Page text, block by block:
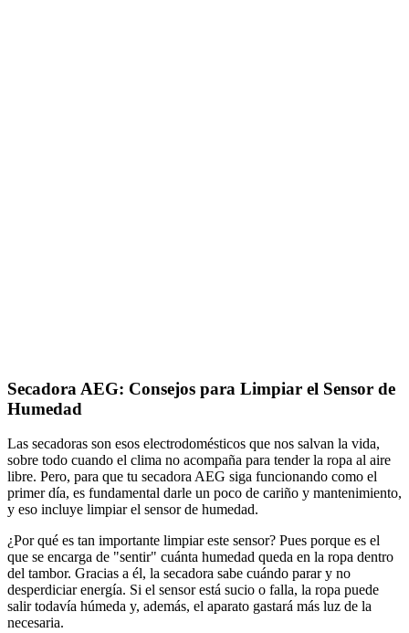
Secadora AEG: Consejos para Limpiar el Sensor de
Humedad
Las secadoras son esos electrodomésticos que nos salvan la vida,
sobre todo cuando el clima no acompaña para tender la ropa al aire
libre. Pero, para que tu secadora AEG siga funcionando como el
primer día, es fundamental darle un poco de cariño y mantenimiento,
y eso incluye limpiar el sensor de humedad.
¿Por qué es tan importante limpiar este sensor? Pues porque es el
que se encarga de "sentir" cuánta humedad queda en la ropa dentro
del tambor. Gracias a él, la secadora sabe cuándo parar y no
desperdiciar energía. Si el sensor está sucio o falla, la ropa puede
salir todavía húmeda y, además, el aparato gastará más luz de la
necesaria.